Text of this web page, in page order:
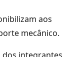
aos
mecânico.